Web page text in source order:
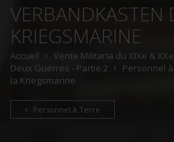
VERBANDKASTEN
KRIEGSMARINE
Accueil Vente Militaria du XIXe &
Deux Guerres - Partie 2
Personnel
la Kriegsmarine
Personnel à Terre